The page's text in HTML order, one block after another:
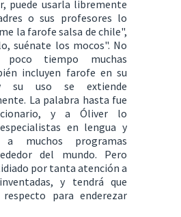
puede usarla libremente
o sus profesores lo
la farofe salsa de chile",
suénate los mocos". No
tiempo muchas
incluyen farofe en su
su uso se extiende
La palabra hasta fue
y a Óliver lo
en lengua y
muchos programas
del mundo. Pero
por tanta atención a
y tendrá que
para enderezar